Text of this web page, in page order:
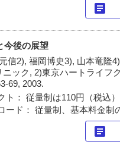
article
今後の展望
信2), 福岡博史3), 山本竜隆4)
ニック, 2)東京ハートライフ
69, 2003.
ト： 従量制は110円（税込
ード： 従量制、基本料金制
article